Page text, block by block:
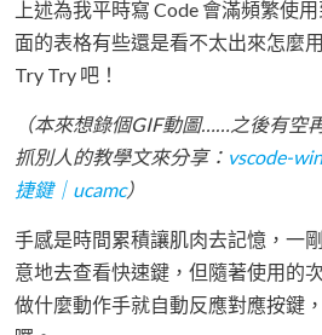
上述為我平時寫 Code 會滿頻繁使
面的表格有些還是看不太出來怎麼
Try Try 吧！
（本來想錄個GIF動圖……之後有空
抓別人的教學文來分享： vscode-
捷鍵｜ucamc）
手感是時間累積讓肌肉去記憶，一
意地去查看快速鍵，但隨著使用的
做什麼動作手就自動反應對應按鍵